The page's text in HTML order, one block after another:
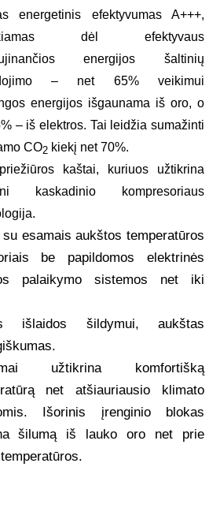
energetinis efektyvumas A+++,
dėl efektyvaus
energijos šaltinių
– net 65% veikimui
energijos išgaunama iš oro, o
– iš elektros. Tai leidžia sumažinti
CO2kiekį net 70%.
kaštai, kuriuos užtikrina
kaskadinio kompresoriaus
su esamais aukštos temperatūros
be papildomos elektrinės
palaikymo sistemos net iki
išlaidos šildymui, aukštas
užtikrina komfortišką
net atšiauriausio klimato
Išorinis įrenginio blokas
šilumą iš lauko oro net prie